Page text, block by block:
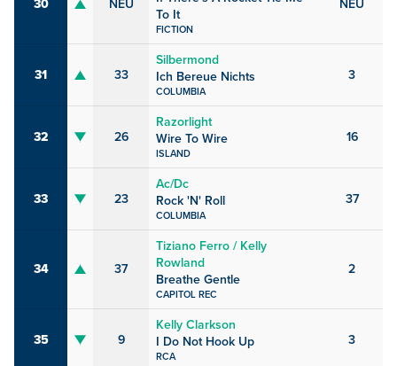
30 NEU
To It
FICTION
NEU
31 33
Silbermond
Ich Bereue Nichts
COLUMBIA
3
32 26
Razorlight
Wire To Wire
ISLAND
16
33 23
Ac/Dc
Rock 'N' Roll
COLUMBIA
37
34 37
Tiziano Ferro / Kelly
Rowland
Breathe Gentle
CAPITOL REC
2
35 9
Kelly Clarkson
I Do Not Hook Up
RCA
3